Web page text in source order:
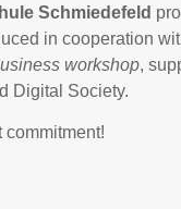
Schmiedefeld
in cooperation
workshop,
Digital Society.
commitment!